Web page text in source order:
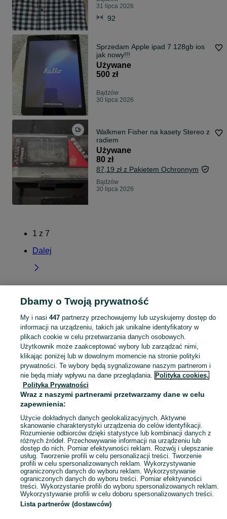
31 lipca 2026
92
Sprzedam Apple ipad 7 128gb ios
jak nowy!!!
Używane
500 zł
Bądzów
30 lipca 2026
Walkmen Fisher na kasety Stereo z
radiem
Używane
80 zł
87,19 zł z Pakietem Ochronnym
Bądzów
30 lipca 2026
1 z 7
Dalej
Strona główna Dolnośląskie Bądzów
KATEGORIA
Skorzystaj z największego serwisu ogłoszeniowego - Bądzów i okolice! Kupuj to, czego pragniesz i sprzedawaj to, czego już nie potrzebujesz! Zobacz
Mapa kategorii
Mapa miejscowości
Mapa ministron
Popularne wyszukiwania
Dbamy o Twoją prywatność
My i nasi 447partnerzy przechowujemy lub uzyskujemy dostęp do
informacji na urządzeniu, takich jak unikalne identyfikatory w
plikach cookie w celu przetwarzania danych osobowych.
Użytkownik może zaakceptować wybory lub zarządzać nimi,
klikając poniżej lub w dowolnym momencie na stronie polityki
prywatności. Te wybory będą sygnalizowane naszym partnerom i
nie będą miały wpływu na dane przeglądania. Polityka cookies,
Polityka Prywatności
Wraz z naszymi partnerami przetwarzamy dane w celu
zapewnienia:
Użycie dokładnych danych geolokalizacyjnych. Aktywne
skanowanie charakterystyki urządzenia do celów identyfikacji.
Rozumienie odbiorców dzięki statystyce lub kombinacji danych z
różnych źródeł. Przechowywanie informacji na urządzeniu lub
dostęp do nich. Pomiar efektywności reklam. Rozwój i ulepszanie
usług. Tworzenie profili w celu personalizacji treści. Tworzenie
profili w celu spersonalizowanych reklam. Wykorzystywanie
ograniczonych danych do wyboru reklam. Wykorzystywanie
ograniczonych danych do wyboru treści. Pomiar efektywności
treści. Wykorzystanie profili do wyboru spersonalizowanych reklam.
Wykorzystywanie profili w celu doboru spersonalizowanych treści.
Lista partnerów (dostawców)